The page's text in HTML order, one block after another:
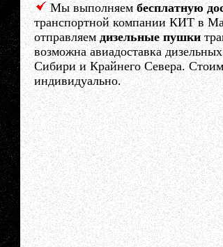
Мы выполняембесплатную
транспортной компании КИТ в
отправляемдизельные пушки
возможна авиадоставка
Сибири и Крайнего Севера.
индивидуально.